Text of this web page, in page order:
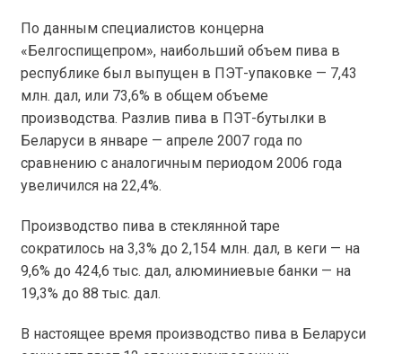
По данным специалистов концерна
«Белгоспищепром», наибольший объем пива в
республике был выпущен в ПЭТ-упаковке — 7,43
млн. дал, или 73,6% в общем объеме
производства. Разлив пива в ПЭТ-бутылки в
Беларуси в январе — апреле 2007 года по
сравнению с аналогичным периодом 2006 года
увеличился на 22,4%.
Производство пива в стеклянной таре
сократилось на 3,3% до 2,154 млн. дал, в кеги — на
9,6% до 424,6 тыс. дал, алюминиевые банки — на
19,3% до 88 тыс. дал.
В настоящее время производство пива в Беларуси